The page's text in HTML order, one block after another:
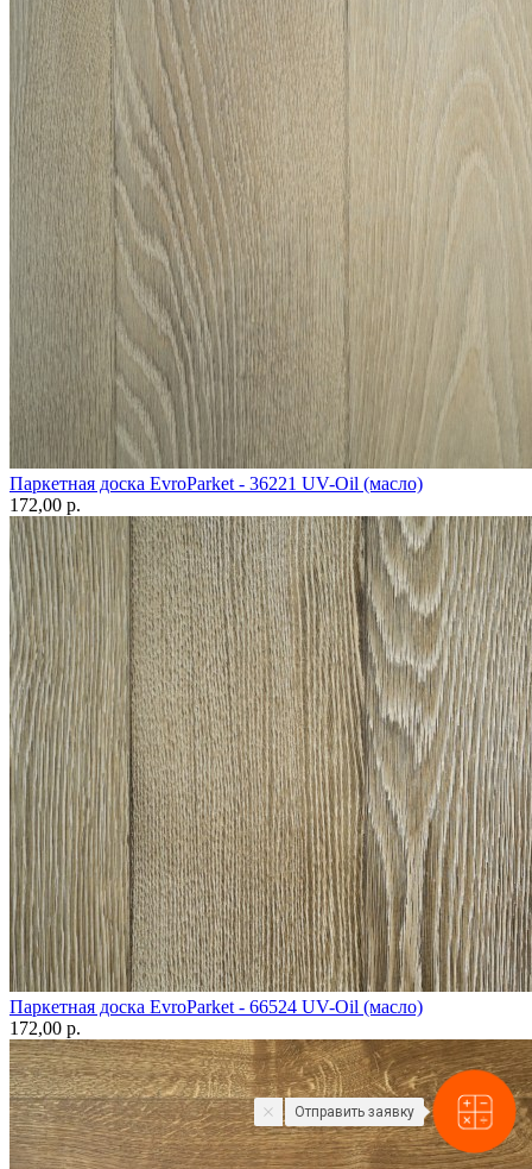
Паркетная доска EvroParket - 36221 UV-Oil (масло)
172,00 p.
Паркетная доска EvroParket - 66524 UV-Oil (масло)
172,00 p.
Отправить заявку